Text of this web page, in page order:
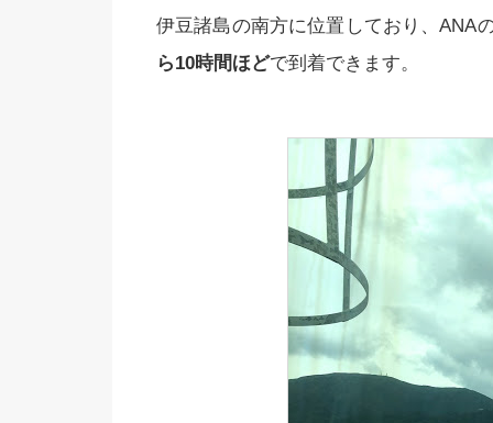
伊豆諸島の南方に位置しており、ANA
ら10時間ほどで到着できます。